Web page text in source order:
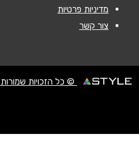
מדיניות פרטיות
צור קשר
© כל הזכויות שמורות STYLE ניהול מועדוני לקוחות